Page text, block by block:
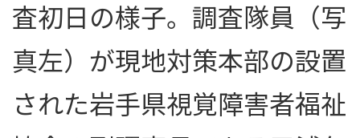
査初日の様子。調査隊員（写
真左）が現地対策本部の設置
された岩手県視覚障害者福祉